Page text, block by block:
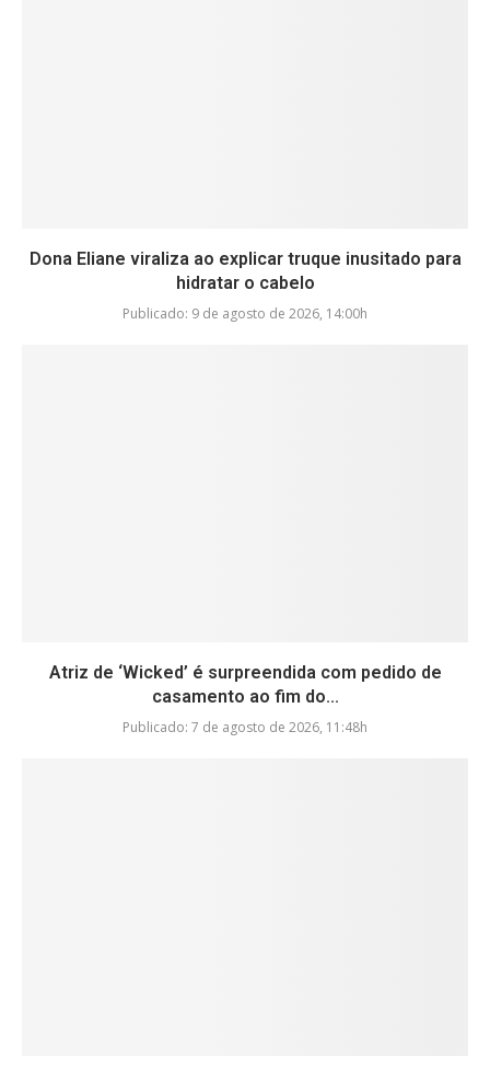
Dona Eliane viraliza ao explicar truque inusitado para
hidratar o cabelo
Publicado: 9 de agosto de 2026, 14:00h
Atriz de ‘Wicked’ é surpreendida com pedido de
casamento ao fim do...
Publicado: 7 de agosto de 2026, 11:48h